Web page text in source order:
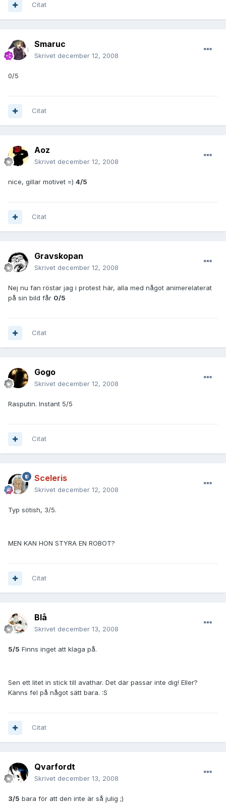
Citat
Smaruc
Skrivet december 12, 2008
0/5
Citat
Aoz
Skrivet december 12, 2008
nice, gillar motivet =) 4/5
Citat
Gravskopan
Skrivet december 12, 2008
Nej nu fan röstar jag i protest här, alla med något animerelaterat
på sin bild får 0/5
Citat
Gogo
Skrivet december 12, 2008
Rasputin. Instant 5/5
Citat
Sceleris
Skrivet december 12, 2008
Typ sötish, 3/5.
MEN KAN HON STYRA EN ROBOT?
Citat
Blå
Skrivet december 13, 2008
5/5 Finns inget att klaga på.
Sen ett litet in stick till avathar. Det där passar inte dig! Eller?
Känns fel på något sätt bara. :S
Citat
Qvarfordt
Skrivet december 13, 2008
3/5 bara för att den inte är så julig ;)